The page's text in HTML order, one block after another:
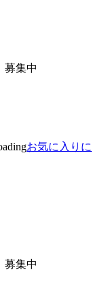
募集中
お気に入りに
募集中